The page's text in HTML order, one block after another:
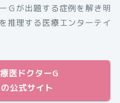
Ｇが出題する症例を解き明
推理する医療エンターテイ
医ドクターG
公式サイト